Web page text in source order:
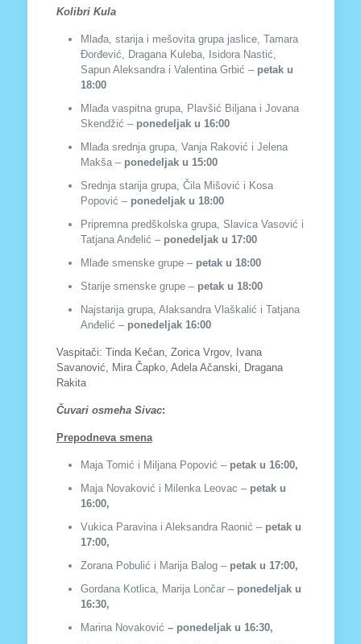
Kolibri Kula
Mlađa, starija i mešovita grupa jaslice, Tamara
Đorđević, Dragana Kuleba, Isidora Nastić,
Sapun Aleksandra i Valentina Grbić – petak u
18:00
Mlađa vaspitna grupa, Plavšić Biljana i Jovana
Skendžić – ponedeljak u 16:00
Mlađa srednja grupa, Vanja Raković i Jelena
Makša – ponedeljak u 15:00
Srednja starija grupa, Čila Mišović i Kosa
Popović – ponedeljak u 18:00
Pripremna predškolska grupa, Slavica Vasović i
Tatjana Anđelić – ponedeljak u 17:00
Mlađe smenske grupe – petak u 18:00
Starije smenske grupe – petak u 18:00
Najstarija grupa, Alaksandra Vlaškalić i Tatjana
Anđelić – ponedeljak 16:00
Vaspitači: Tinda Kečan, Zorica Vrgov, Ivana
Savanović, Mira Čapko, Adela Ačanski, Dragana
Rakita
Čuvari osmehaSivac:
Prepodneva smena
Maja Tomić i Miljana Popović – petak u 16:00,
Maja Novaković i Milenka Leovac – petak u
16:00,
Vukica Paravina i Aleksandra Raonić – petak u
17:00,
Zorana Pobulić i Marija Balog – petak u 17:00,
Gordana Kotlica, Marija Lončar – ponedeljak u
16:30,
Marina Novaković – ponedeljak u 16:30,